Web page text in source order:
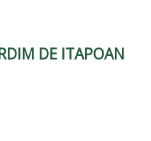
DE ITAPOAN